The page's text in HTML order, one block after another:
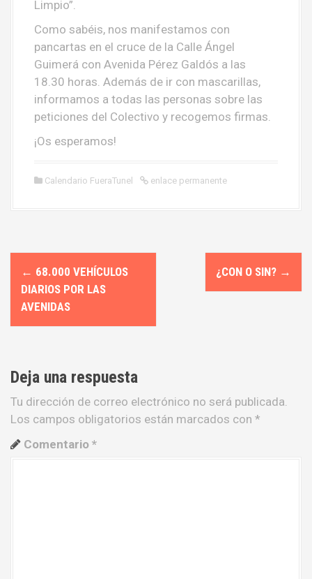
Limpio”.
Como sabéis, nos manifestamos con
pancartas en el cruce de la Calle Ángel
Guimerá con Avenida Pérez Galdós a las
18.30 horas. Además de ir con mascarillas,
informamos a todas las personas sobre las
peticiones del Colectivo y recogemos firmas.
¡Os esperamos!
Calendario FueraTunel enlace permanente
N
v
g
a
c
i
← 68.000 VEHÍCULOS
DIARIOS POR LAS
AVENIDAS
¿CON O SIN? →
Deja una respuesta
Tu dirección de correo electrónico no será publicada.
Los campos obligatorios están marcados con *
Comentario *